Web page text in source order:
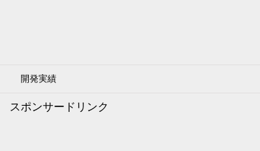
開発実績
スポンサードリンク